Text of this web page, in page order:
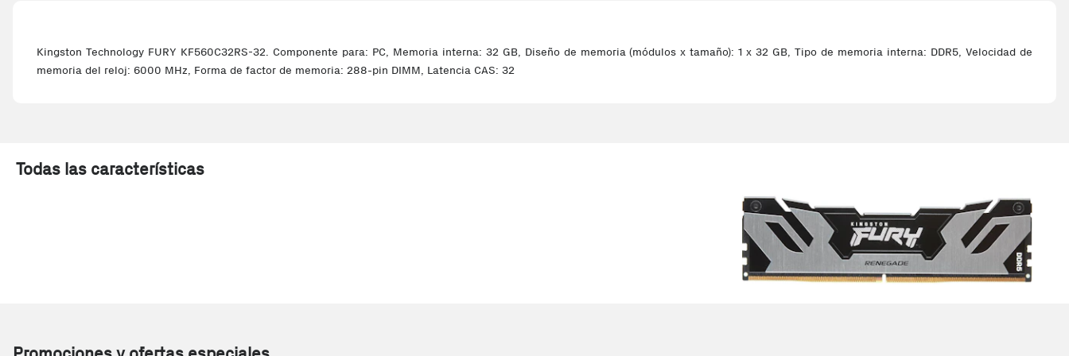
Kingston Technology FURY KF560C32RS-32. Componente para: PC, Memoria interna: 32 GB, Diseño de memoria (módulos x tamaño): 1 x 32 GB, Tipo de memoria interna: DDR5, Velocidad de
memoria del reloj: 6000 MHz, Forma de factor de memoria: 288-pin DIMM, Latencia CAS: 32
Todas las características